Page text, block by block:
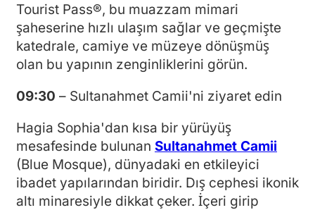
Tourist Pass®, bu muazzam mimari
şaheserine hızlı ulaşım sağlar ve geçmişte
katedrale, camiye ve müzeye dönüşmüş
olan bu yapının zenginliklerini görün.
09:30 – Sultanahmet Camii'ni ziyaret edin
Hagia Sophia'dan kısa bir yürüyüş
mesafesinde bulunan Sultanahmet Camii
(Blue Mosque), dünyadaki en etkileyici
ibadet yapılarından biridir. Dış cephesi ikonik
altı minaresiyle dikkat çeker. İçeri girip